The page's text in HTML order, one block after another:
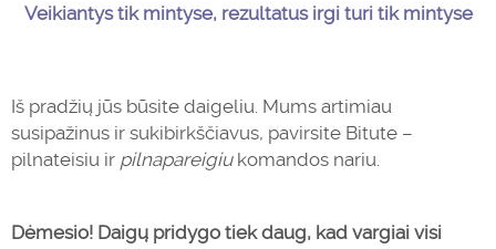
Veikiantys tik mintyse, rezultatus irgi turi tik mintyse
Iš pradžių jūs būsite daigeliu. Mums artimiau
susipažinus ir sukibirkščiavus, pavirsite Bitute –
pilnateisiu ir pilnapareigiukomandos nariu.
Dėmesio! Daigų pridygo tiek daug, kad vargiai visi